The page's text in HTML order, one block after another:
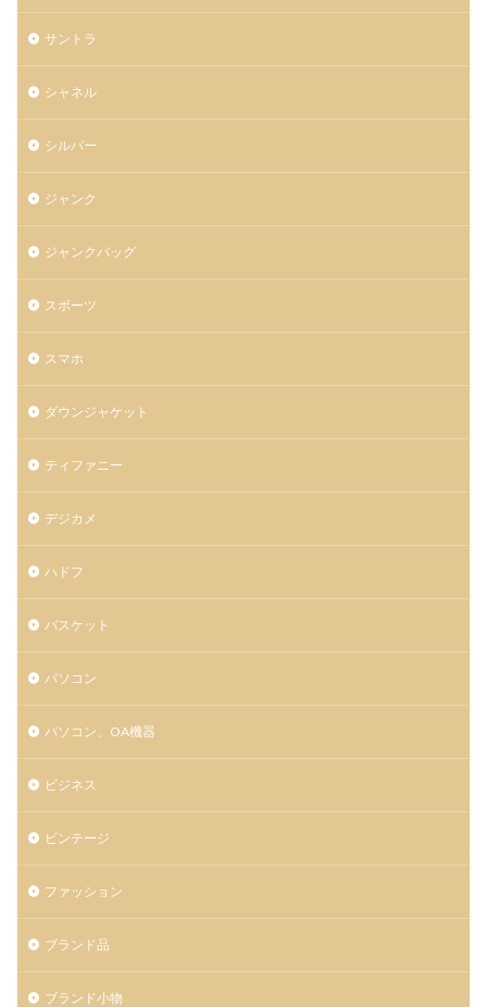
サントラ
シャネル
シルバー
ジャンク
ジャンクバッグ
スポーツ
スマホ
ダウンジャケット
ティファニー
デジカメ
ハドフ
バスケット
パソコン
パソコン、OA機器
ビジネス
ビンテージ
ファッション
ブランド品
ブランド小物